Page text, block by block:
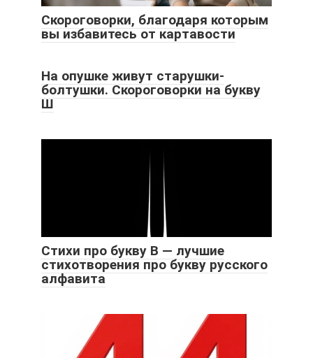
Скороговорки, благодаря которым
вы избавитесь от картавости
На опушке живут старушки-
болтушки. Скороговорки на букву
Ш
Стихи про букву В — лучшие
стихотворения про букву русского
алфавита